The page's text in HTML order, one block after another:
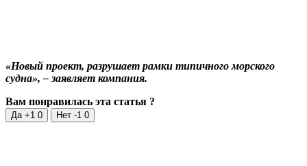
«Новый проект, разрушает рамки типичного морского
судна», – заявляет компания.
Вам понравилась эта статья ?
Да +1 0 Нет -1 0